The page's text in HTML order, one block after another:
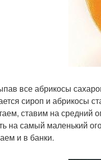
все абрикосы
сироп и абрикосы
ставим на средний
на самый маленький
и в банки.